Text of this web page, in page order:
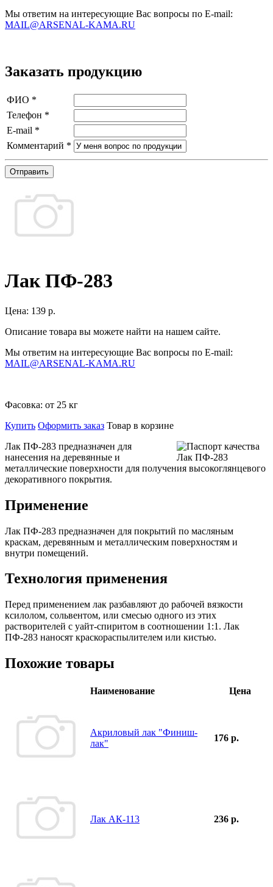
Мы ответим на интересующие Вас вопросы по E-mail:
MAIL@ARSENAL-KAMA.RU
Заказать продукцию
ФИО *
Телефон *
E-mail *
Комментарий *
Отправить
Лак ПФ-283
Цена: 139 р.
Описание товара вы можете найти на нашем сайте.
Мы ответим на интересующие Вас вопросы по E-mail:
MAIL@ARSENAL-KAMA.RU
Фасовка: от 25 кг
Купить Оформить заказ Товар в корзине
Лак ПФ-283 предназначен для
нанесения на деревянные и
металлические поверхности для получения высокоглянцевого
декоративного покрытия.
Применение
Лак ПФ-283 предназначен для покрытий по масляным
краскам, деревянным и металлическим поверхностям и
внутри помещений.
Технология применения
Перед применением лак разбавляют до рабочей вязкости
ксилолом, сольвентом, или смесью одного из этих
растворителей с уайт-спиритом в соотношении 1:1. Лак
ПФ-283 наносят краскораспылителем или кистью.
Похожие товары
Наименование Цена
Акриловый лак "Финиш-
лак"
176 р.
Лак АК-113 236 р.